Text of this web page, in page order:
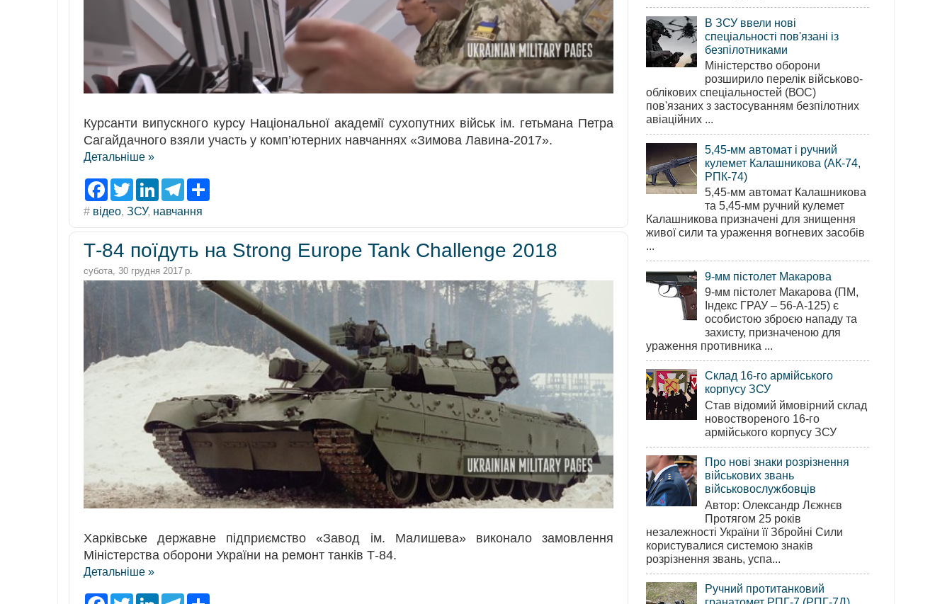
Курcанти випускного курсу Національної академії cухопутних військ ім. гетьмана Петра
Сагайдачного взяли участь у комп’ютерних навчаннях «Зимова Лавина-2017».
Детальніше »
F
a
c
e
b
o
o
T
w
i
t
t
r
L
n
k
e
I
n
T
l
e
g
a
e
# відео, ЗСУ, навчання
Т-84 поїдуть на Strong Europe Tank Challenge 2018
субота, 30 грудня 2017 р.
Харківське державне підприємство «Завод ім. Малишева» виконало замовлення
Міністерства оборони України на ремонт танків Т-84.
Детальніше »
F
T
L
T
В ЗСУ ввели нові
спеціальності пов'язані із
безпілотниками
Міністерство оборони
розширило перелік військово-
облікових спеціальностей (ВОС)
пов'язаних з застосуванням безпілотних
авіаційних ...
5,45-мм автомат і ручний
кулемет Калашникова (АК-74,
РПК-74)
5,45-мм автомат Калашникова
та 5,45-мм ручний кулемет
Калашникова призначені для знищення
живої сили та ураження вогневих засобів
...
9-мм пістолет Макарова
9-мм пістолет Макарова (ПМ,
Індекс ГРАУ – 56-А-125) є
особистою зброєю нападу та
захисту, призначеною для
ураження противника ...
Склад 16-го армійського
корпусу ЗСУ
Став відомий ймовірний склад
новоствореного 16-го
армійського корпусу ЗСУ
Про нові знаки розрізнення
військових звань
військовослужбовців
Автор: Олександр Лєжнєв
Протягом 25 років
незалежності України її Збройні Сили
користувалися системою знаків
розрізнення звань, успа...
Ручний протитанковий